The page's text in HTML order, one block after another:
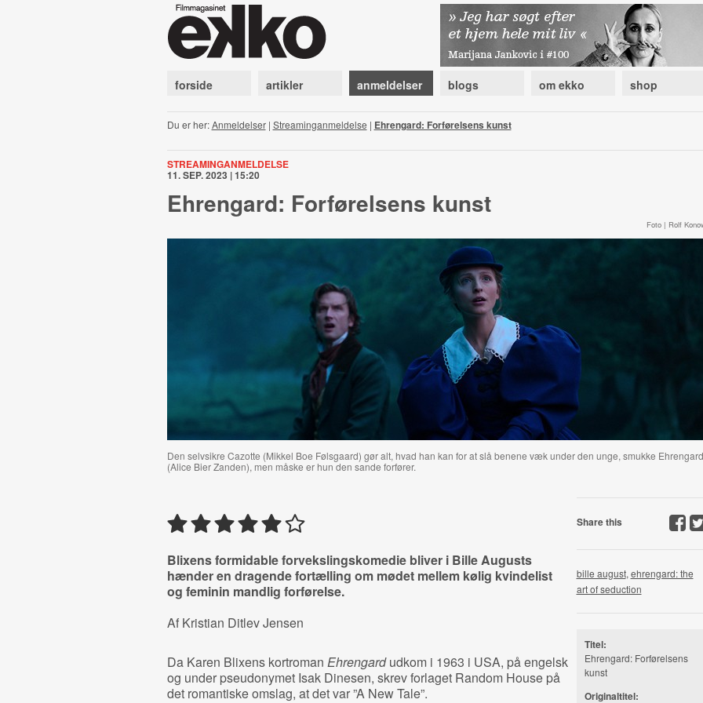
forside artikler anmeldelser blogs om ekko shop
Du er her:Anmeldelser| Streaminganmeldelse | Ehrengard: Forførelsens kunst
STREAMINGANMELDELSE
11. SEP. 2023 | 15:20
Ehrengard: Forførelsens kunst
Foto | Rolf
Den selvsikre Cazotte (Mikkel Boe Følsgaard) gør alt, hvad han kan for at slå benene væk under den unge, smukke Ehrengard
(Alice Bier Zanden), men måske er hun den sande forfører.
Blixens formidable forvekslingskomedie bliver i Bille Augusts
hænder en dragende fortælling om mødet mellem kølig kvindelist
og feminin mandlig forførelse.
Af Kristian Ditlev Jensen
Da Karen Blixens kortroman Ehrengardudkom i 1963 i USA, på engelsk
og under pseudonymet Isak Dinesen, skrev forlaget Random House på
det romantiske omslag, at det var ”A New Tale”.
Share this
bille august, ehrengard: the
art of seduction
Titel:
Ehrengard: Forførelsens
kunst
Originaltitel: